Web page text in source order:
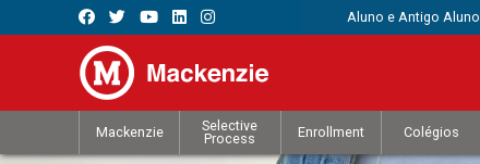
Aluno e Antigo Aluno
Mackenzie
Selective
Process
Enrollment Colégios